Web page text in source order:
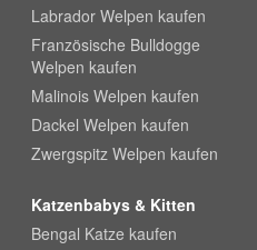
Labrador Welpen kaufen
Französische Bulldogge
Welpen kaufen
Malinois Welpen kaufen
Dackel Welpen kaufen
Zwergspitz Welpen kaufen
Katzenbabys & Kitten
Bengal Katze kaufen